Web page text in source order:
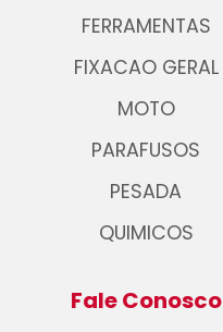
FERRAMENTAS
FIXACAO GERAL
MOTO
PARAFUSOS
PESADA
QUIMICOS
Fale Conosco